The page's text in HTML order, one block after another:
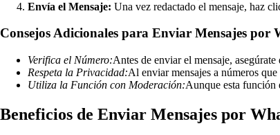
Envía el Mensaje: Una vez redactado el mensaje, haz
Consejos Adicionales para Enviar Mensajes por
Verifica el Número:Antes de enviar el mensaje,
Respeta la Privacidad:Al enviar mensajes a números
Utiliza la Función con Moderación:Aunque esta función
Beneficios de Enviar Mensajes por